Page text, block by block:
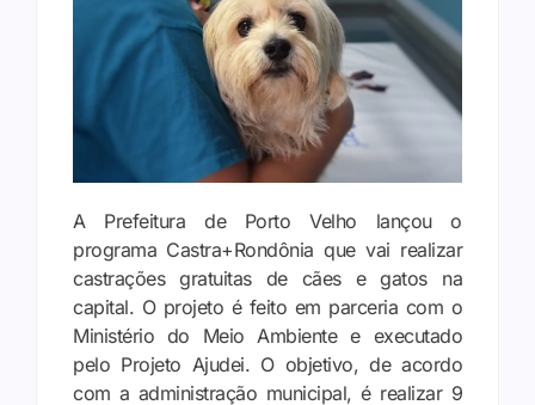
A Prefeitura de Porto Velho lançou o
programa Castra+Rondônia que vai realizar
castrações gratuitas de cães e gatos na
capital. O projeto é feito em parceria com o
Ministério do Meio Ambiente e executado
pelo Projeto Ajudei. O objetivo, de acordo
com a administração municipal, é realizar 9